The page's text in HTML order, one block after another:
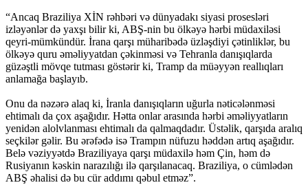
“Ancaq Braziliya XİN rəhbəri və dünyadakı siyasi prosesləri
izləyənlər də yaxşı bilir ki, ABŞ-nin bu ölkəyə hərbi müdaxiləsi
qeyri-mümkündür. İrana qarşı müharibədə üzləşdiyi çətinliklər, bu
ölkəyə quru əməliyyatdan çəkinməsi və Tehranla danışıqlarda
güzəştli mövqe tutması göstərir ki, Tramp da müəyyən reallıqları
anlamağa başlayıb.
Onu da nəzərə alaq ki, İranla danışıqların uğurla nəticələnməsi
ehtimalı da çox aşağıdır. Hətta onlar arasında hərbi əməliyyatların
yenidən alolvlanması ehtimalı da qalmaqdadır. Üstəlik, qarşıda aralıq
seçkilər gəlir. Bu ərəfədə isə Trampın nüfuzu həddən artıq aşağıdır.
Belə vəziyyətdə Braziliyaya qarşı müdaxilə həm Çin, həm də
Rusiyanın kəskin narazılığı ilə qarşılanacaq. Braziliya, o cümlədən
ABŞ əhalisi də bu cür addımı qəbul etməz”.